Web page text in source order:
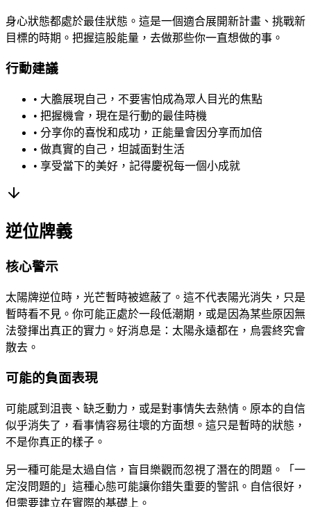
身心狀態都處於最佳狀態。這是一個適合展開新計畫、挑戰新
目標的時期。把握這股能量，去做那些你一直想做的事。
行動建議
• 大膽展現自己，不要害怕成為眾人目光的焦點
• 把握機會，現在是行動的最佳時機
• 分享你的喜悅和成功，正能量會因分享而加倍
• 做真實的自己，坦誠面對生活
• 享受當下的美好，記得慶祝每一個小成就
逆位牌義
核心警示
太陽牌逆位時，光芒暫時被遮蔽了。這不代表陽光消失，只是
暫時看不見。你可能正處於一段低潮期，或是因為某些原因無
法發揮出真正的實力。好消息是：太陽永遠都在，烏雲終究會
散去。
可能的負面表現
可能感到沮喪、缺乏動力，或是對事情失去熱情。原本的自信
似乎消失了，看事情容易往壞的方面想。這只是暫時的狀態，
不是你真正的樣子。
另一種可能是太過自信，盲目樂觀而忽視了潛在的問題。「一
定沒問題的」這種心態可能讓你錯失重要的警訊。自信很好，
但需要建立在實際的基礎上。